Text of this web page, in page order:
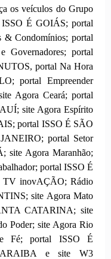
os veículos do Grupo
É GOIÁS; portal
Condomínios; portal
Governadores; portal
portal Na Hora
portal Empreender
Agora Ceará; portal
site Agora Espírito
portal ISSO É SÃO
portal Setor
site Agora Maranhão;
portal ISSO É
inovAÇÃO; Rádio
site Agora Mato
CATARINA; site
Poder; site Agora Rio
Fé; portal ISSO É
e site W3